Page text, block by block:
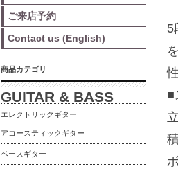
5
■
ご来店予約
Contact us (English)
商品カテゴリ
GUITAR & BASS
エレクトリックギター
アコースティックギター
ベースギター